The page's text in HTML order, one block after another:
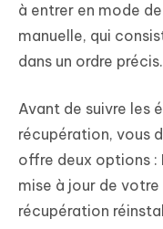
à entrer en mode
manuelle, qui
dans un ordre précis.
Avant de suivre les
récupération, vous
offre deux options :
mise à jour de
récupération